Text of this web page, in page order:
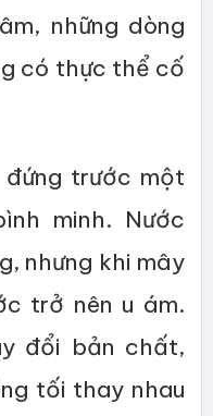
những dòng
có thực thể cố
trước một
minh. Nước
nhưng khi mây
trở nên u ám.
đổi bản chất,
tối thay nhau